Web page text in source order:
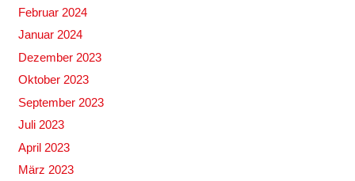
Februar 2024
Januar 2024
Dezember 2023
Oktober 2023
September 2023
Juli 2023
April 2023
März 2023